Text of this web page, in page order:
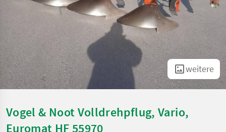
weitere
Vogel & Noot Volldrehpflug, Vario,
Euromat HF 55970